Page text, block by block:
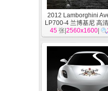
2012 Lamborghini
LP700-4 兰博基尼 高
车]
45 张|2560x1600